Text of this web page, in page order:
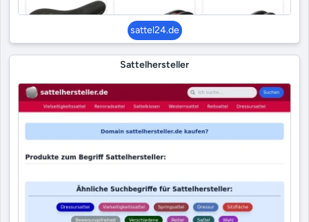
sattel24.de
Sattelhersteller